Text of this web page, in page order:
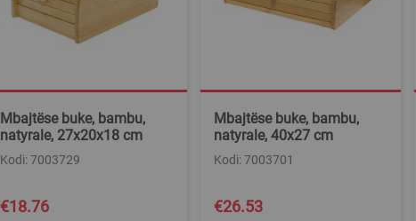
Mbajtëse buke, bambu,
natyrale, 27x20x18 cm
Kodi: 7003729
€18.76
Mbajtëse buke, bambu,
natyrale, 40x27 cm
Kodi: 7003701
€26.53